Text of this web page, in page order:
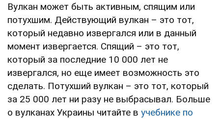
Вулкан может быть активным, спящим или
потухшим. Действующий вулкан – это тот,
который недавно извергался или в данный
момент извергается. Спящий – это тот,
который за последние 10 000 лет не
извергался, но еще имеет возможность это
сделать. Потухший вулкан – это тот, который
за 25 000 лет ни разу не выбрасывал. Больше
о вулканах Украины читайте в учебнике по